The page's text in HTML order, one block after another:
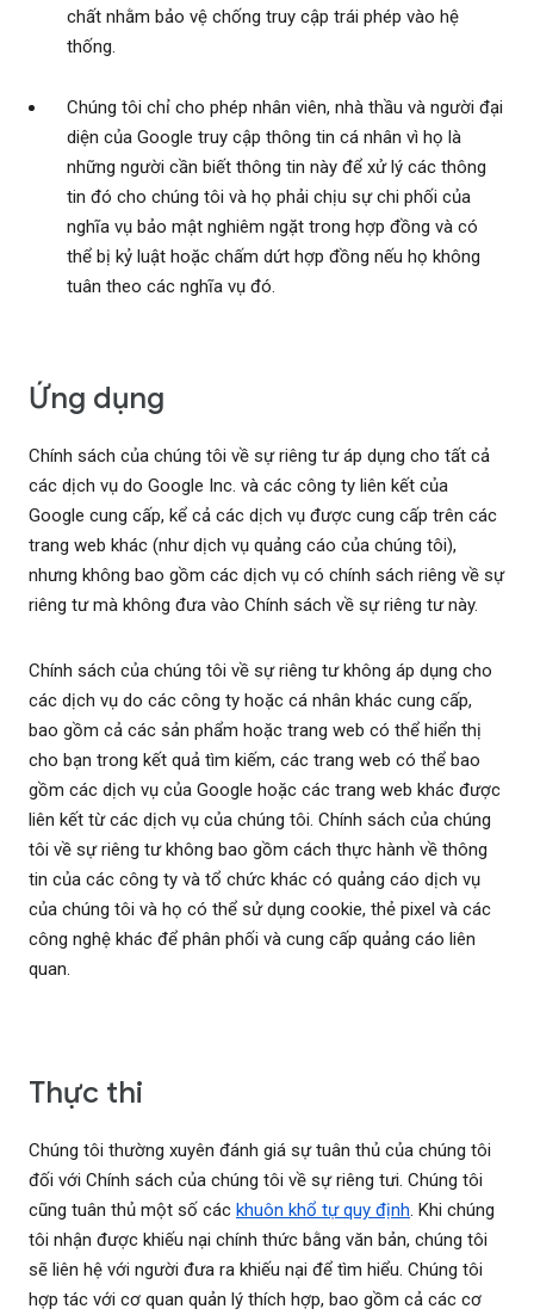
chất nhằm bảo vệ chống truy cập trái phép vào hệ
thống.
Chúng tôi chỉ cho phép nhân viên, nhà thầu và người đại
diện của Google truy cập thông tin cá nhân vì họ là
những người cần biết thông tin này để xử lý các thông
tin đó cho chúng tôi và họ phải chịu sự chi phối của
nghĩa vụ bảo mật nghiêm ngặt trong hợp đồng và có
thể bị kỷ luật hoặc chấm dứt hợp đồng nếu họ không
tuân theo các nghĩa vụ đó.
Ứng dụng
Chính sách của chúng tôi về sự riêng tư áp dụng cho tất cả
các dịch vụ do Google Inc. và các công ty liên kết của
Google cung cấp, kể cả các dịch vụ được cung cấp trên các
trang web khác (như dịch vụ quảng cáo của chúng tôi),
nhưng không bao gồm các dịch vụ có chính sách riêng về sự
riêng tư mà không đưa vào Chính sách về sự riêng tư này.
Chính sách của chúng tôi về sự riêng tư không áp dụng cho
các dịch vụ do các công ty hoặc cá nhân khác cung cấp,
bao gồm cả các sản phẩm hoặc trang web có thể hiển thị
cho bạn trong kết quả tìm kiếm, các trang web có thể bao
gồm các dịch vụ của Google hoặc các trang web khác được
liên kết từ các dịch vụ của chúng tôi. Chính sách của chúng
tôi về sự riêng tư không bao gồm cách thực hành về thông
tin của các công ty và tổ chức khác có quảng cáo dịch vụ
của chúng tôi và họ có thể sử dụng cookie, thẻ pixel và các
công nghệ khác để phân phối và cung cấp quảng cáo liên
quan.
Thực thi
Chúng tôi thường xuyên đánh giá sự tuân thủ của chúng tôi
đối với Chính sách của chúng tôi về sự riêng tưi. Chúng tôi
cũng tuân thủ một số các khuôn khổ tự quy định. Khi chúng
tôi nhận được khiếu nại chính thức bằng văn bản, chúng tôi
sẽ liên hệ với người đưa ra khiếu nại để tìm hiểu. Chúng tôi
hợp tác với cơ quan quản lý thích hợp, bao gồm cả các cơ